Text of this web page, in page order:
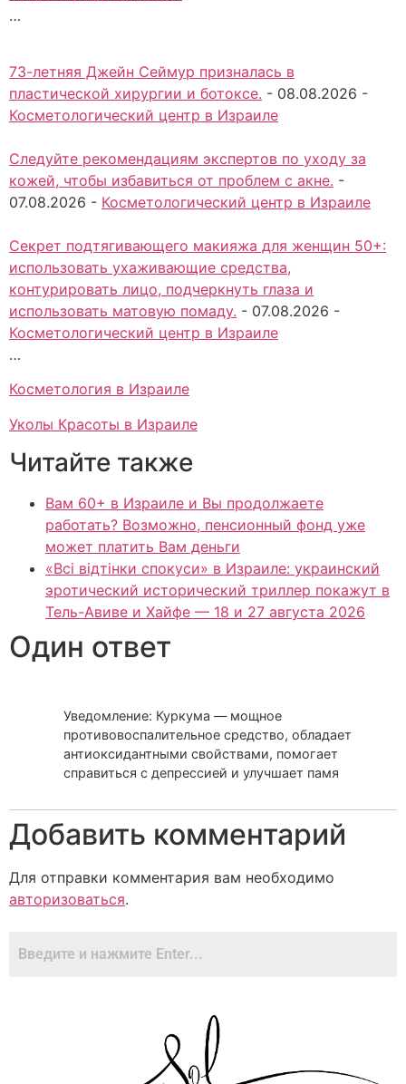
…
73-летняя Джейн Сеймур призналась в
пластической хирургии и ботоксе. - 08.08.2026 -
Косметологический центр в Израиле
Следуйте рекомендациям экспертов по уходу за
кожей, чтобы избавиться от проблем с акне. -
07.08.2026 - Косметологический центр в Израиле
Секрет подтягивающего макияжа для женщин 50+:
использовать ухаживающие средства,
контурировать лицо, подчеркнуть глаза и
использовать матовую помаду. - 07.08.2026 -
Косметологический центр в Израиле
…
Косметология в Израиле
Уколы Красоты в Израиле
Читайте также
Вам 60+ в Израиле и Вы продолжаете
работать? Возможно, пенсионный фонд уже
может платить Вам деньги
«Всі відтінки спокуси» в Израиле: украинский
эротический исторический триллер покажут в
Тель-Авиве и Хайфе — 18 и 27 августа 2026
Один ответ
Уведомление: Куркума — мощное
противовоспалительное средство, обладает
антиоксидантными свойствами, помогает
справиться с депрессией и улучшает памя
Добавить комментарий
Для отправки комментария вам необходимо
авторизоваться.